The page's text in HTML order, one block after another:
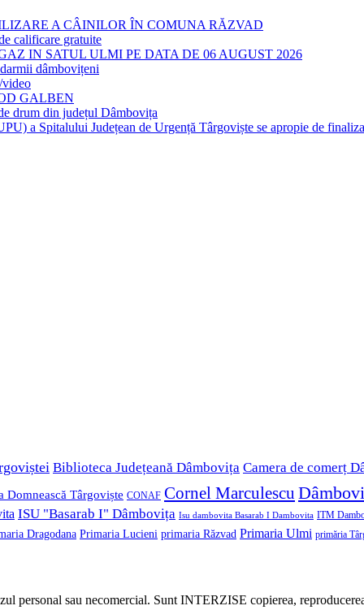
A CÂINILOR ÎN COMUNA RĂZVAD
calificare gratuite
IN SATUL ULMI PE DATA DE 06 AUGUST 2026
dâmbovițeni
GALBEN
drum din județul Dâmbovița
a Spitalului Județean de Urgență Târgoviște se apropie de
Biblioteca Județeană Dâmbovița Camera de comerț
Domnească Târgoviște CONAF Cornel Marculescu
ISU "Basarab I" Dâmbovița Isu dambovita Basarab I Dambovita ITM
Dragodana Primaria Lucieni primaria Răzvad Primaria Ulmi primăria
personal sau necomercial. Sunt INTERZISE copierea,